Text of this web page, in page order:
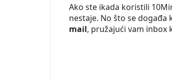
Ako ste ikada koristili
nestaje. No što se
mail, pružajući vam inbox